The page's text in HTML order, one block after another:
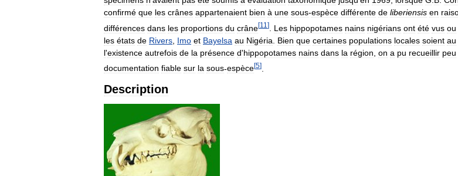
confirmé que les crânes appartenaient bien à une sous-espèce différente de liberiensis en
différences dans les proportions du crâne[11 ] Les hippopotames nains nigérians ont été vus ou
les états de Rivers Imo et Bayelsa au Nigéria Bien que certaines populations locales soient au
l'existence autrefois de la présence d'hippopotames nains dans la région on a pu recueillir peu
documentation fiable sur la sous-espèce[5]
Description